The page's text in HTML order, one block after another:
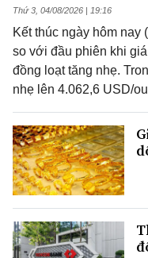
Thứ 3, 04/08/2026 | 19:16
Kết thúc ngày hôm nay
so với đầu phiên khi
đồng loạt tăng nhẹ.
nhẹ lên 4.062,6 USD/